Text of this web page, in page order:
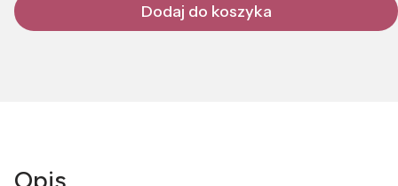
Dodaj do koszyka
Opis